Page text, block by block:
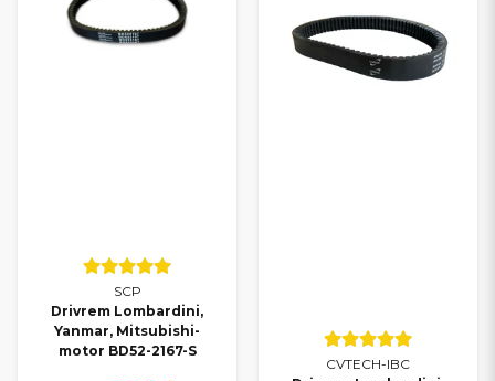
SCP
Drivrem Lombardini,
Yanmar, Mitsubishi-
motor BD52-2167-S
CVTECH-IBC